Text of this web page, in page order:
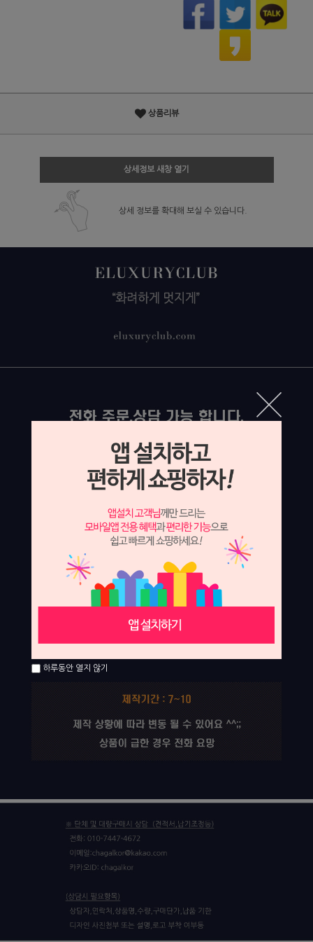
상품리뷰
상세정보 새창 열기
상세 정보를 확대해 보실 수 있습니다.
하루동안 열지 않기